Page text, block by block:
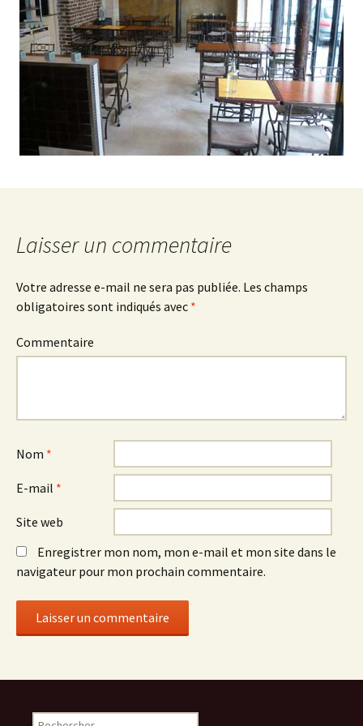
Laisser un commentaire
Votre adresse e-mail ne sera pas publiée. Les champs
obligatoires sont indiqués avec *
Commentaire
Nom *
E-mail *
Site web
Enregistrer mon nom, mon e-mail et mon site dans le
navigateur pour mon prochain commentaire.
R